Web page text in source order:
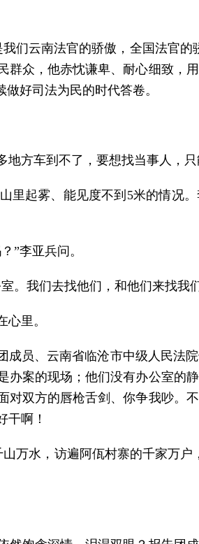
们云南法官的骄傲，全国法官
众，他赤忱谦卑、耐心细致，
好司法为民的时代答卷。
方车到不了，要想找当事人，只
里起雾、能见度不到5米的情况
”李亚兵问。
。我们去找他们，和他们来找我
里。
员、云南省临沧市中级人民法
案的现场；他们没有办公室的
双方的唇枪舌剑、你争我吵。
干啊！
万水，访遍阿佤村寨的千家万